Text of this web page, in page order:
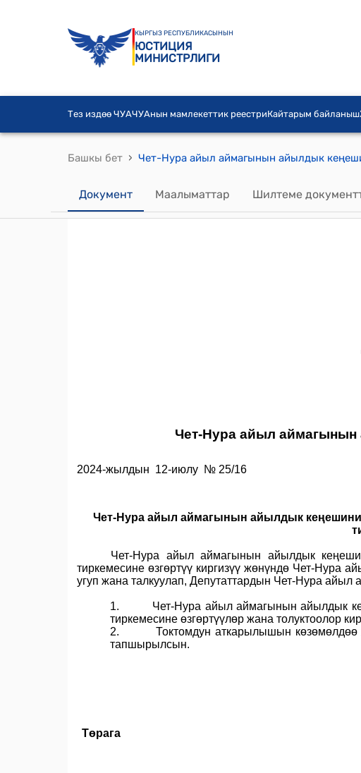
КЫРГЫЗ РЕСПУБЛИКАСЫНЫН
ЮСТИЦИЯ
МИНИСТРЛИГИ
Тез издөө ЧУАЧУАнын мамлекеттик реестриКайтарым байланыш
Башкы бет ›
Документ Маалыматтар Шилтеме